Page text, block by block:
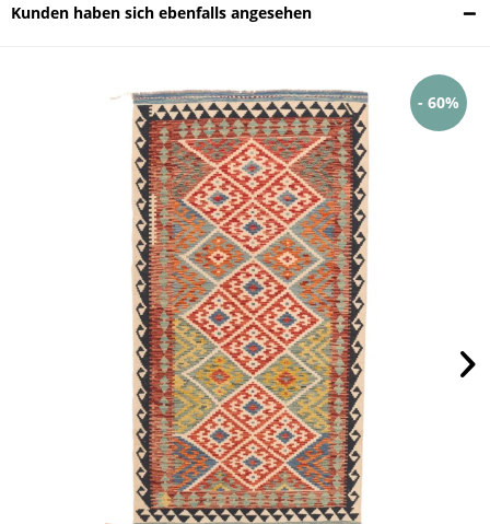
Kunden haben sich ebenfalls angesehen
- 60%